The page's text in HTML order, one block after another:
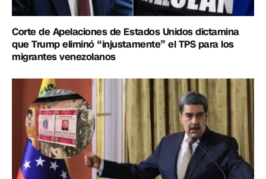
Corte de Apelaciones de Estados Unidos dictamina
que Trump eliminó “injustamente” el TPS para los
migrantes venezolanos